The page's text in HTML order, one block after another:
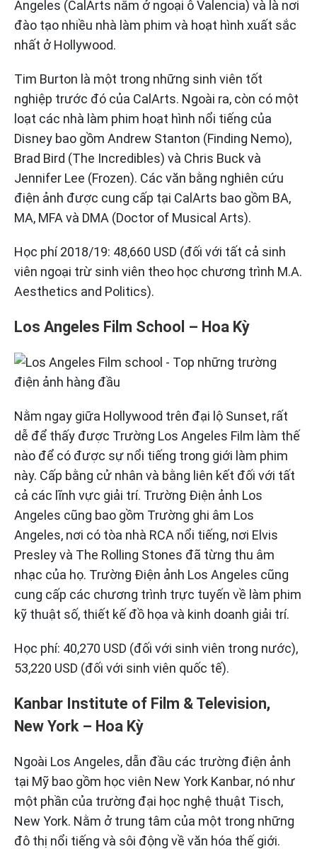
Angeles (CalArts nằm ở ngoại ô Valencia) và là nơi
đào tạo nhiều nhà làm phim và hoạt hình xuất sắc
nhất ở Hollywood.
Tim Burton là một trong những sinh viên tốt
nghiệp trước đó của CalArts. Ngoài ra, còn có một
loạt các nhà làm phim hoạt hình nổi tiếng của
Disney bao gồm Andrew Stanton (Finding Nemo),
Brad Bird (The Incredibles) và Chris Buck và
Jennifer Lee (Frozen). Các văn bằng nghiên cứu
điện ảnh được cung cấp tại CalArts bao gồm BA,
MA, MFA và DMA (Doctor of Musical Arts).
Học phí 2018/19: 48,660 USD (đối với tất cả sinh
viên ngoại trừ sinh viên theo học chương trình M.A.
Aesthetics and Politics).
Los Angeles Film School – Hoa Kỳ
Nằm ngay giữa Hollywood trên đại lộ Sunset, rất
dễ để thấy được Trường Los Angeles Film làm thế
nào để có được sự nổi tiếng trong giới làm phim
này. Cấp bằng cử nhân và bằng liên kết đối với tất
cả các lĩnh vực giải trí. Trường Điện ảnh Los
Angeles cũng bao gồm Trường ghi âm Los
Angeles, nơi có tòa nhà RCA nổi tiếng, nơi Elvis
Presley và The Rolling Stones đã từng thu âm
nhạc của họ. Trường Điện ảnh Los Angeles cũng
cung cấp các chương trình trực tuyến về làm phim
kỹ thuật số, thiết kế đồ họa và kinh doanh giải trí.
Học phí: 40,270 USD (đối với sinh viên trong nước),
53,220 USD (đối với sinh viên quốc tế).
Kanbar Institute of Film & Television,
New York – Hoa Kỳ
Ngoài Los Angeles, dẫn đầu các trường điện ảnh
tại Mỹ bao gồm học viên New York Kanbar, nó như
một phần của trường đại học nghệ thuật Tisch,
New York. Nằm ở trung tâm của một trong những
đô thị nổi tiếng và sôi động về văn hóa thế giới.